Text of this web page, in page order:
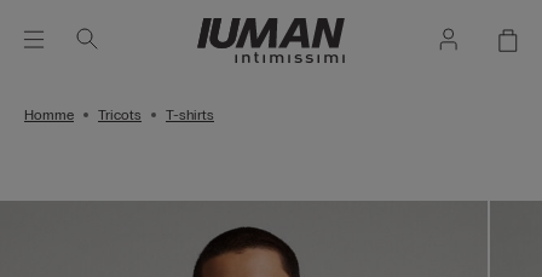
Homme Tricots T-shirts